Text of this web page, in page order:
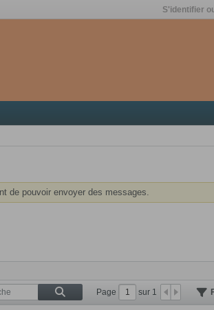
S'identifier
de pouvoir envoyer des messages.
Page sur 1